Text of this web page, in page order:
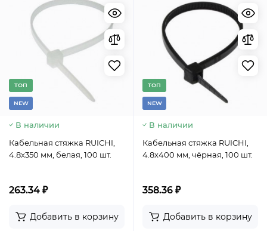
TОП
NEW
В наличии
Кабельная стяжка RUICHI,
4.8x350 мм, белая, 100 шт.
263.34 ₽
Добавить в корзину
TОП
NEW
В наличии
Кабельная стяжка RUICHI,
4.8x400 мм, чёрная, 100 шт.
358.36 ₽
Добавить в корзину